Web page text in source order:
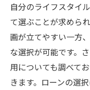
自分のライフスタイ
て選ぶことが求めら
画が立てやすい一方
な選択が可能です。
用についても調べて
きます。ローンの選